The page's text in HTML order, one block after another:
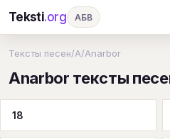
Teksti.org АБВ
И К Л М Н
Т У Ф Х Ц
Я En A B C
Тексты песен/A/Anarbor
Anarbor тексты
18